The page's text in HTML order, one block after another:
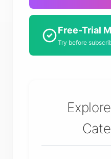
Free-Trial
Try before